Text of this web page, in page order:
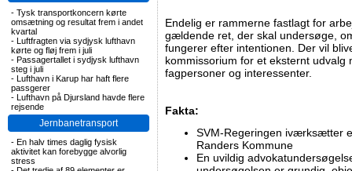
- Tysk transportkoncern kørte
omsætning og resultat frem i andet
kvartal
- Luftfragten via sydjysk lufthavn
kørte og fløj frem i juli
- Passagertallet i sydjysk lufthavn
steg i juli
- Lufthavn i Karup har haft flere
passgerer
- Lufthavn på Djursland havde flere
rejsende
Jernbanetransport
- En halv times daglig fysisk
aktivitet kan forebygge alvorlig
stress
Endelig er rammerne fastlagt for
gældende ret, der skal undersøge,
fungerer efter intentionen. Der vil
kommissorium for et eksternt udvalg
fagpersoner og interessenter.
Fakta:
SVM-Regeringen iværksætter
Randers Kommune
En uvildig